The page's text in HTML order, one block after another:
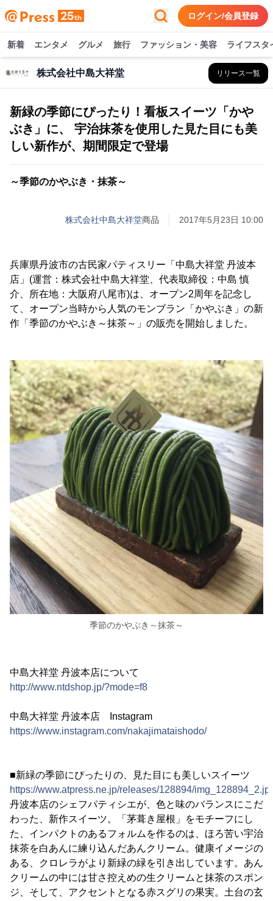
ログイン/会員登録
新着 エンタメ グルメ 旅行 ファッション・美容 ライフスタ
株式会社中島大祥堂 リリース一覧
新緑の季節にぴったり！看板スイーツ「かや
ぶき」に、 宇治抹茶を使用した見た目にも美
しい新作が、期間限定で登場
～季節のかやぶき・抹茶～
株式会社中島大祥堂商品 2017年5月23日 10:00
兵庫県丹波市の古民家パティスリー「中島大祥堂 丹波本
店」(運営：株式会社中島大祥堂、代表取締役：中島 慎
介、所在地：大阪府八尾市)は、オープン2周年を記念し
て、オープン当時から人気のモンブラン「かやぶき」の新
作「季節のかやぶき～抹茶～」の販売を開始しました。
季節のかやぶき～抹茶～
中島大祥堂 丹波本店について
http://www.ntdshop.jp/?mode=f8
中島大祥堂 丹波本店 Instagram
https://www.instagram.com/nakajimataishodo/
■新緑の季節にぴったりの、見た目にも美しいスイーツ
https://www.atpress.ne.jp/releases/128894/
丹波本店のシェフパティシエが、色と味のバランスにこだ
わった、新作スイーツ。「茅葺き屋根」をモチーフにし
た、インパクトのあるフォルムを作るのは、ほろ苦い宇治
抹茶を白あんに練り込んだあんクリーム。健康イメージの
ある、クロレラがより新緑の緑を引き出しています。あん
クリームの中には甘さ控えめの生クリームと抹茶のスポン
ジ、そして、アクセントとなる赤スグリの果実。土台の玄